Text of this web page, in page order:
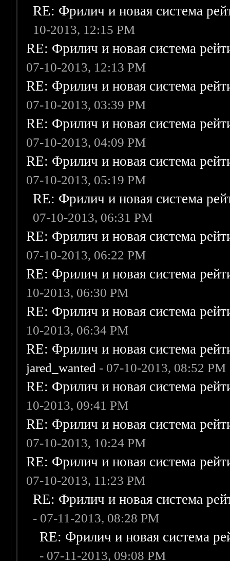
RE: Фрилич и новая система
10-2013, 12:15 PM
RE: Фрилич и новая система
07-10-2013, 12:13 PM
RE: Фрилич и новая система
07-10-2013, 03:39 PM
RE: Фрилич и новая система
07-10-2013, 04:09 PM
RE: Фрилич и новая система
07-10-2013, 05:19 PM
RE: Фрилич и новая система
07-10-2013, 06:31 PM
RE: Фрилич и новая система
07-10-2013, 06:22 PM
RE: Фрилич и новая система
10-2013, 06:30 PM
RE: Фрилич и новая система
10-2013, 06:34 PM
RE: Фрилич и новая система
jared_wanted - 07-10-2013, 08:52 PM
RE: Фрилич и новая система
10-2013, 09:41 PM
RE: Фрилич и новая система
07-10-2013, 10:24 PM
RE: Фрилич и новая система
07-10-2013, 11:23 PM
RE: Фрилич и новая система
- 07-11-2013, 08:28 PM
RE: Фрилич и новая система
- 07-11-2013, 09:08 PM